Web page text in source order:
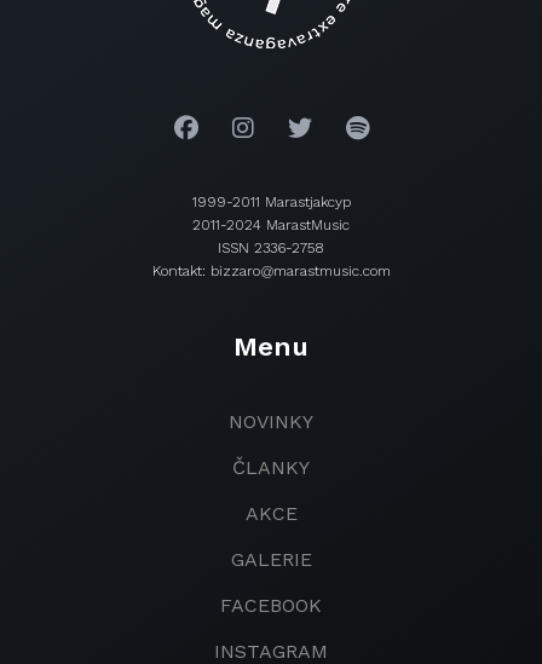
1999-2011 Marastjakcyp
2011-2024 MarastMusic
ISSN 2336-2758
Kontakt: bizzaro@marastmusic.com
Menu
NOVINKY
ČLANKY
AKCE
GALERIE
FACEBOOK
INSTAGRAM